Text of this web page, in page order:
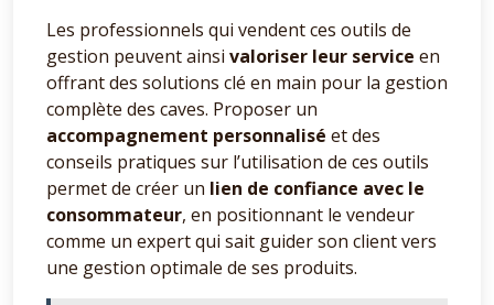
Les professionnels qui vendent ces outils de
gestion peuvent ainsi valoriser leur service en
offrant des solutions clé en main pour la gestion
complète des caves. Proposer un
accompagnement personnalisé et des
conseils pratiques sur l’utilisation de ces outils
permet de créer un lien de confiance avec le
consommateur, en positionnant le vendeur
comme un expert qui sait guider son client vers
une gestion optimale de ses produits.